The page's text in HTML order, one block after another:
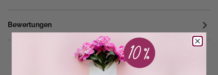
Bewertungen